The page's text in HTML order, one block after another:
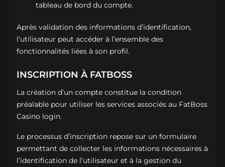
tableau de bord du compte.
Après validation des informations d’identification,
l’utilisateur peut accéder à l’ensemble des
fonctionnalités liées à son profil.
INSCRIPTION À FATBOSS
La création d’un compte constitue la condition
préalable pour utiliser les services associés au FatBoss
Casino login.
Le processus d’inscription repose sur un formulaire
permettant de collecter les informations nécessaires à
l’identification de l’utilisateur et à la gestion du